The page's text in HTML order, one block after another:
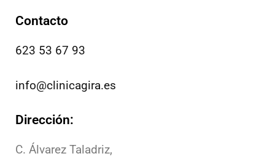
Contacto
623 53 67 93
info@clinicagira.es
Dirección:
C. Álvarez Taladriz,